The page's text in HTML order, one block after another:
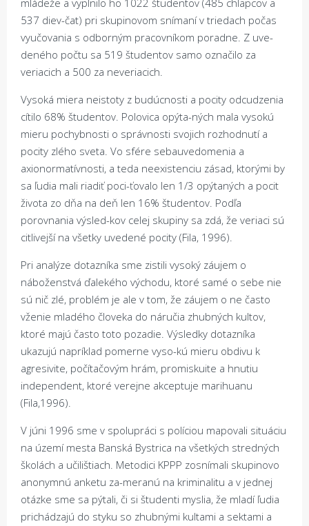
mládeže a vyplnilo ho 1022 študentov (485 chlapcov a
537 diev-čat) pri skupinovom snímaní v triedach počas
vyučovania s odborným pracovníkom poradne. Z uve-
deného počtu sa 519 študentov samo označilo za
veriacich a 500 za neveriacich.
Vysoká miera neistoty z budúcnosti a pocity odcudzenia
cítilo 68% študentov. Polovica opýta-ných mala vysokú
mieru pochybnosti o správnosti svojich rozhodnutí a
pocity zlého sveta. Vo sfére sebauvedomenia a
axionormatívnosti, a teda neexistenciu zásad, ktorými by
sa ľudia mali riadiť poci-ťovalo len 1/3 opýtaných a pocit
života zo dňa na deň len 16% študentov. Podľa
porovnania výsled-kov celej skupiny sa zdá, že veriaci sú
citlivejší na všetky uvedené pocity (Fila, 1996).
Pri analýze dotazníka sme zistili vysoký záujem o
náboženstvá ďalekého východu, ktoré samé o sebe nie
sú nič zlé, problém je ale v tom, že záujem o ne často
vženie mladého človeka do náručia zhubných kultov,
ktoré majú často toto pozadie. Výsledky dotazníka
ukazujú napríklad pomerne vyso-kú mieru obdivu k
agresivite, počítačovým hrám, promiskuite a hnutiu
independent, ktoré verejne akceptuje marihuanu
(Fila,1996).
V júni 1996 sme v spolupráci s políciou mapovali situáciu
na území mesta Banská Bystrica na všetkých stredných
školách a učilištiach. Metodici KPPP zosnímali skupinovo
anonymnú anketu za-meranú na kriminalitu a v jednej
otázke sme sa pýtali, či si študenti myslia, že mladí ľudia
prichádzajú do styku so zhubnými kultami a sektami a